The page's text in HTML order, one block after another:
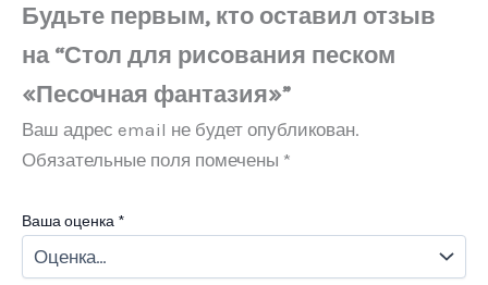
Будьте первым, кто оставил отзыв
на “Стол для рисования песком
«Песочная фантазия»”
Ваш адрес email не будет опубликован.
Обязательные поля помечены *
Ваша оценка *